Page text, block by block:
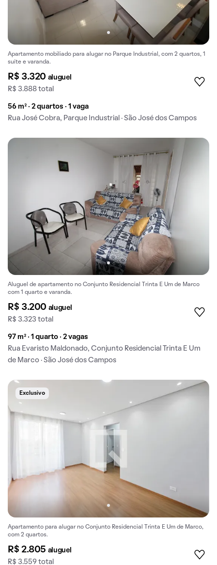
Apartamento mobiliado para alugar no Parque Industrial, com 2 quartos, 1
suíte e varanda.
R$ 3.320 aluguel
R$ 3.888 total
56 m² · 2 quartos · 1 vaga
Rua José Cobra, Parque Industrial · São José dos Campos
Aluguel de apartamento no Conjunto Residencial Trinta E Um de Marco
com 1 quarto e varanda.
R$ 3.200 aluguel
R$ 3.323 total
97 m² · 1 quarto · 2 vagas
Rua Evaristo Maldonado, Conjunto Residencial Trinta E Um
de Marco · São José dos Campos
Exclusivo
Apartamento para alugar no Conjunto Residencial Trinta E Um de Marco,
com 2 quartos.
R$ 2.805 aluguel
R$ 3.559 total